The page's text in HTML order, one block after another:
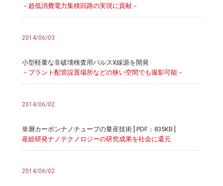
－超低消費電力集積回路の実現に貢献－
2014/06/03
小型軽量な非破壊検査用パルスX線源を開発
－プラント配管設置場所などの狭い空間でも撮影可能－
2014/06/02
単層カーボンナノチューブの量産技術 [ PDF：835KB ]
産総研発ナノテクノロジーの研究成果を社会に還元
2014/06/02